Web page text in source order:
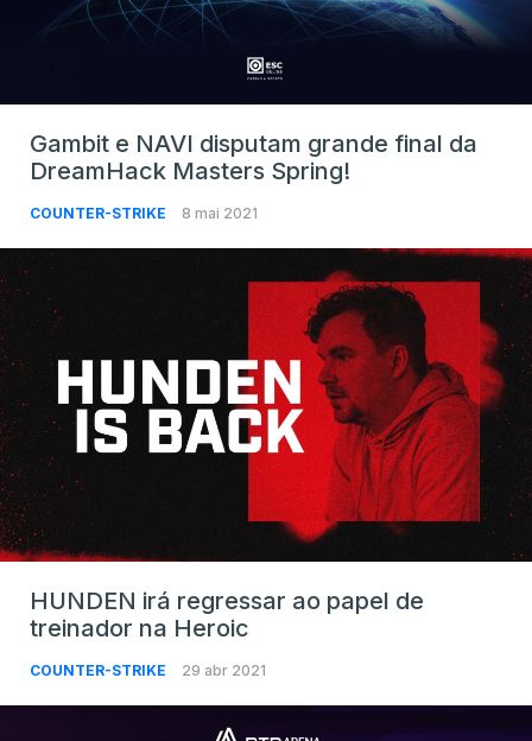
Gambit e NAVI disputam grande final da
DreamHack Masters Spring!
COUNTER-STRIKE 8 mai 2021
HUNDEN irá regressar ao papel de
treinador na Heroic
COUNTER-STRIKE 29 abr 2021